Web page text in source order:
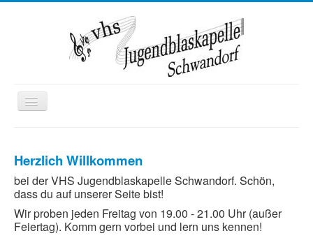
Toggle
Navigation
Wir über uns
Termine
Kontakt
Mitglied werden
Herzlich Willkommen
bei der VHS Jugendblaskapelle Schwandorf. Schön,
dass du auf unserer Seite bist!
Wir proben jeden Freitag von 19.00 - 21.00 Uhr (außer
Feiertag). Komm gern vorbei und lern uns kennen!